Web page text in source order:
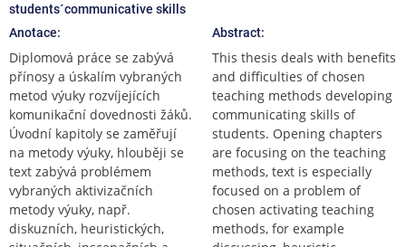
students´communicative skills
Anotace:
Diplomová práce se zabývá
přínosy a úskalím vybraných
metod výuky rozvíjejících
komunikační dovednosti žáků.
Úvodní kapitoly se zaměřují
na metody výuky, hlouběji se
text zabývá problémem
vybraných aktivizačních
metody výuky, např.
diskuzních, heuristických,
Abstract:
This thesis deals with benefits
and difficulties of chosen
teaching methods developing
communicating skills of
students. Opening chapters
are focusing on the teaching
methods, text is especially
focused on a problem of
chosen activating teaching
methods, for example